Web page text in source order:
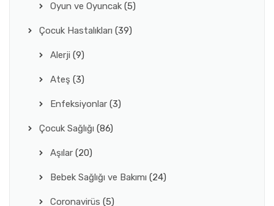
Oyun ve Oyuncak (5)
Çocuk Hastalıkları (39)
Alerji (9)
Ateş (3)
Enfeksiyonlar (3)
Çocuk Sağlığı (86)
Aşılar (20)
Bebek Sağlığı ve Bakımı (24)
Coronavirüs (5)